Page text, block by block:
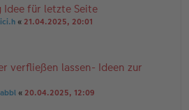
für letzte Seite
« 21.04.2025, 20:01
verfließen lassen- Ideen zur
« 20.04.2025, 12:09